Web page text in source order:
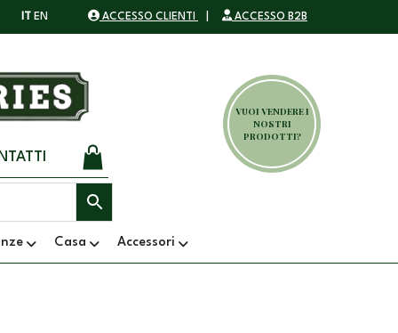
IT EN ACCESSO CLIENTI ACCESSO B2B
Casa Accessori
VUOI VENDERE I
NOSTRI
PRODOTTI?